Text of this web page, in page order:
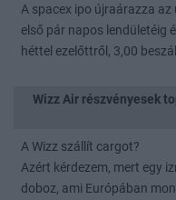
A spacex ipo újraárazza
első pár napos lendületéig
héttel ezelőttről, 3,00
Wizz Air részvényesek
A Wizz szállít cargot?
Azért kérdezem, mert egy
doboz, ami Európában